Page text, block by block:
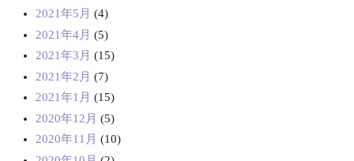
2021年5月 (4)
2021年4月 (5)
2021年3月 (15)
2021年2月 (7)
2021年1月 (15)
2020年12月 (5)
2020年11月 (10)